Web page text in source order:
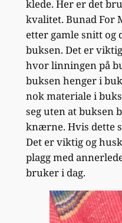
klede. Her er det
kvalitet. Bunad For
etter gamle snitt og
buksen. Det er
hvor linningen på
buksen henger i
nok materiale i
seg uten at buksen
knærne. Hvis dette
Det er viktig og
plagg med
bruker i dag.